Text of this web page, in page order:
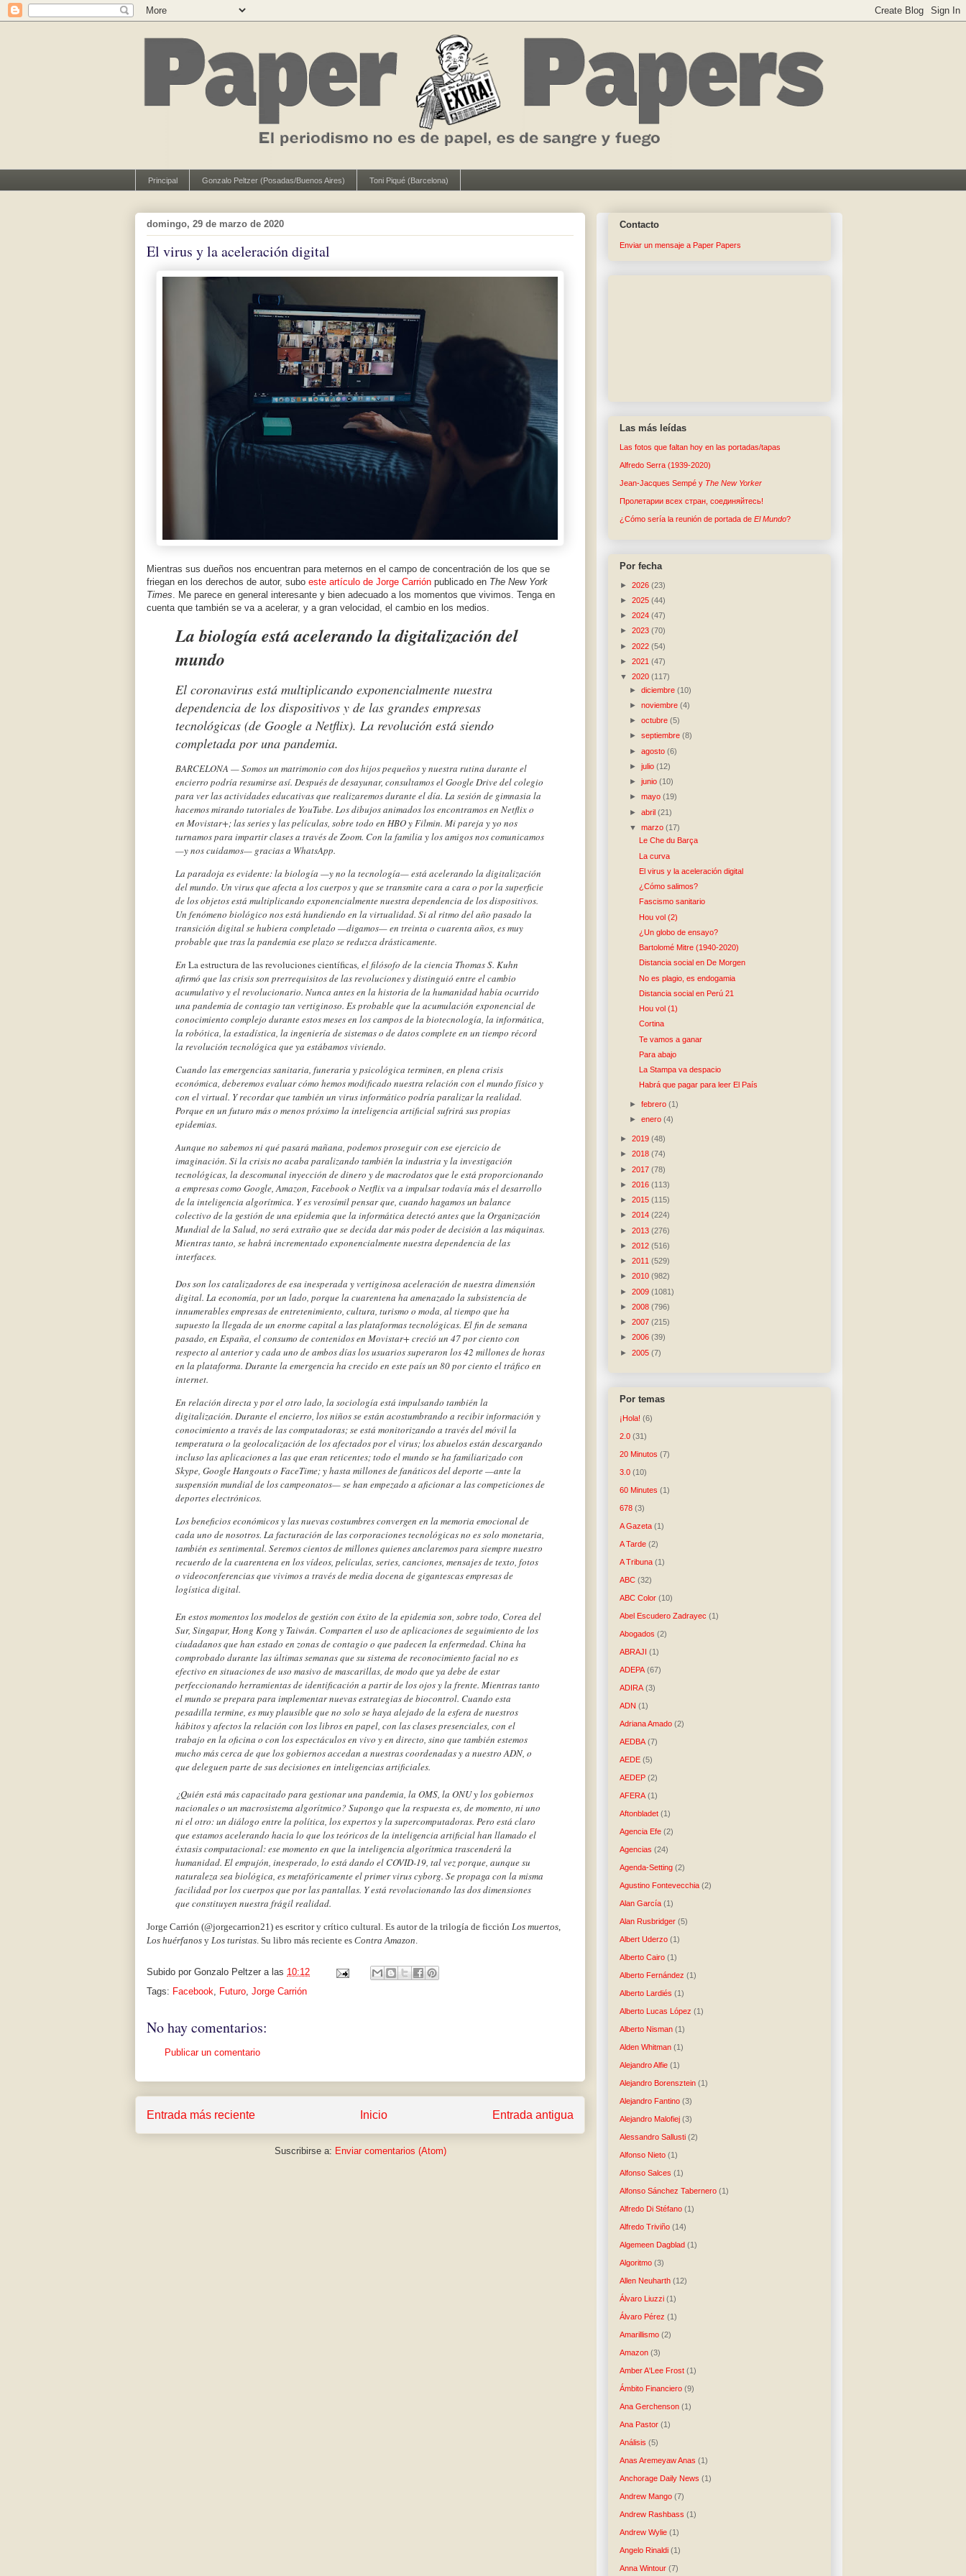
Principal Gonzalo Peltzer (Posadas/Buenos Aires) Toni Piqué (Barcelona)
domingo, 29 de marzo de 2020
El virus y la aceleración digital
Mientras sus dueños nos encuentran para meternos en el campo de concentración de los que se
friegan en los derechos de autor, subo este artículo de Jorge Carrión publicado en The New York
Times. Me parece en general interesante y bien adecuado a los momentos que vivimos. Tenga en
cuenta que también se va a acelerar, y a gran velocidad, el cambio en los medios.
La biología está acelerando la digitalización del
mundo
El coronavirus está multiplicando exponencialmente nuestra
dependencia de los dispositivos y de las grandes empresas
tecnológicas (de Google a Netflix). La revolución está siendo
completada por una pandemia.
BARCELONA — Somos un matrimonio con dos hijos pequeños y nuestra rutina durante el
encierro podría resumirse así. Después de desayunar, consultamos el Google Drive del colegio
para ver las actividades educativas que realizaremos durante el día. La sesión de gimnasia la
hacemos mirando tutoriales de YouTube. Los dibujos animados los encontramos en Netflix o
en Movistar+; las series y las películas, sobre todo en HBO y Filmin. Mi pareja y yo nos
turnamos para impartir clases a través de Zoom. Con la familia y los amigos nos comunicamos
—y nos cuidamos— gracias a WhatsApp.
La paradoja es evidente: la biología —y no la tecnología— está acelerando la digitalización
del mundo. Un virus que afecta a los cuerpos y que se transmite cara a cara o por la superficie
de los objetos está multiplicando exponencialmente nuestra dependencia de los dispositivos.
Un fenómeno biológico nos está hundiendo en la virtualidad. Si al ritmo del año pasado la
transición digital se hubiera completado —digamos— en treinta o cuarenta años, es muy
probable que tras la pandemia ese plazo se reduzca drásticamente.
En La estructura de las revoluciones científicas, el filósofo de la ciencia Thomas S. Kuhn
afirmó que las crisis son prerrequisitos de las revoluciones y distinguió entre el cambio
acumulativo y el revolucionario. Nunca antes en la historia de la humanidad había ocurrido
una pandemia de contagio tan vertiginoso. Es probable que la acumulación exponencial de
conocimiento complejo durante estos meses en los campos de la biotecnología, la informática,
la robótica, la estadística, la ingeniería de sistemas o de datos complete en un tiempo récord
la revolución tecnológica que ya estábamos viviendo.
Cuando las emergencias sanitaria, funeraria y psicológica terminen, en plena crisis
económica, deberemos evaluar cómo hemos modificado nuestra relación con el mundo físico y
con el virtual. Y recordar que también un virus informático podría paralizar la realidad.
Porque en un futuro más o menos próximo la inteligencia artificial sufrirá sus propias
epidemias.
Aunque no sabemos ni qué pasará mañana, podemos proseguir con ese ejercicio de
imaginación. Si la crisis no acaba paralizando también la industria y la investigación
tecnológicas, la descomunal inyección de dinero y de macrodatos que le está proporcionando
a empresas como Google, Amazon, Facebook o Netflix va a impulsar todavía más el desarrollo
de la inteligencia algorítmica. Y es verosímil pensar que, cuando hagamos un balance
colectivo de la gestión de una epidemia que la informática detectó antes que la Organización
Mundial de la Salud, no será extraño que se decida dar más poder de decisión a las máquinas.
Mientras tanto, se habrá incrementado exponencialmente nuestra dependencia de las
interfaces.
Dos son los catalizadores de esa inesperada y vertiginosa aceleración de nuestra dimensión
digital. La economía, por un lado, porque la cuarentena ha amenazado la subsistencia de
innumerables empresas de entretenimiento, cultura, turismo o moda, al tiempo que ha
supuesto la llegada de un enorme capital a las plataformas tecnológicas. El fin de semana
pasado, en España, el consumo de contenidos en Movistar+ creció un 47 por ciento con
respecto al anterior y cada uno de ambos días los usuarios superaron los 42 millones de horas
en la plataforma. Durante la emergencia ha crecido en este país un 80 por ciento el tráfico en
internet.
En relación directa y por el otro lado, la sociología está impulsando también la
digitalización. Durante el encierro, los niños se están acostumbrando a recibir información y
conocimiento a través de las computadoras; se está monitorizando a través del móvil la
temperatura o la geolocalización de los afectados por el virus; los abuelos están descargando
incluso las aplicaciones a las que eran reticentes; todo el mundo se ha familiarizado con
Skype, Google Hangouts o FaceTime; y hasta millones de fanáticos del deporte —ante la
suspensión mundial de los campeonatos— se han empezado a aficionar a las competiciones de
deportes electrónicos.
Los beneficios económicos y las nuevas costumbres convergen en la memoria emocional de
cada uno de nosotros. La facturación de las corporaciones tecnológicas no es solo monetaria,
también es sentimental. Seremos cientos de millones quienes anclaremos para siempre nuestro
recuerdo de la cuarentena en los vídeos, películas, series, canciones, mensajes de texto, fotos
o videoconferencias que vivimos a través de media docena de gigantescas empresas de
logística digital.
En estos momentos los modelos de gestión con éxito de la epidemia son, sobre todo, Corea del
Sur, Singapur, Hong Kong y Taiwán. Comparten el uso de aplicaciones de seguimiento de los
ciudadanos que han estado en zonas de contagio o que padecen la enfermedad. China ha
comprobado durante las últimas semanas que su sistema de reconocimiento facial no es
efectivo en situaciones de uso masivo de mascarillas, de modo que ya debe de estar
perfeccionando herramientas de identificación a partir de los ojos y la frente. Mientras tanto
el mundo se prepara para implementar nuevas estrategias de biocontrol. Cuando esta
pesadilla termine, es muy plausible que no solo se haya alejado de la esfera de nuestros
hábitos y afectos la relación con los libros en papel, con las clases presenciales, con el
trabajo en la oficina o con los espectáculos en vivo y en directo, sino que también estemos
mucho más cerca de que los gobiernos accedan a nuestras coordenadas y a nuestro ADN, o
que deleguen parte de sus decisiones en inteligencias artificiales.
¿Quién está más capacitado para gestionar una pandemia, la OMS, la ONU y los gobiernos
nacionales o un macrosistema algorítmico? Supongo que la respuesta es, de momento, ni uno
ni el otro: un diálogo entre la política, los expertos y la supercomputadoras. Pero está claro
que estamos acelerando hacia lo que los teóricos de la inteligencia artificial han llamado el
éxtasis computacional: ese momento en que la inteligencia algorítmica trascenderá la
humanidad. El empujón, inesperado, lo está dando el COVID-19, tal vez porque, aunque su
naturaleza sea biológica, es metafóricamente el primer virus cyborg. Se propaga con la misma
facilidad por los cuerpos que por las pantallas. Y está revolucionando las dos dimensiones
que constituyen nuestra frágil realidad.
Jorge Carrión (@jorgecarrion21) es escritor y crítico cultural. Es autor de la trilogía de ficción Los muertos,
Los huérfanos y Los turistas. Su libro más reciente es Contra Amazon.
Subido por Gonzalo Peltzer a las 10:12
Tags: Facebook, Futuro, Jorge Carrión
No hay comentarios:
Publicar un comentario
Entrada más reciente Entrada antigua
Inicio
Suscribirse a: Enviar comentarios (Atom)
Contacto
Enviar un mensaje a Paper Papers
Las más leídas
Las fotos que faltan hoy en las portadas/tapas
Alfredo Serra (1939-2020)
Jean-Jacques Sempé y The New Yorker
Пролетарии всех стран, соединяйтесь!
¿Cómo sería la reunión de portada de El Mundo?
Por fecha
► 2026 (23)
► 2025 (44)
► 2024 (47)
► 2023 (70)
► 2022 (54)
► 2021 (47)
▼ 2020 (117)
►diciembre(10)
►noviembre(4)
►octubre(5)
►septiembre(8)
►agosto(6)
►julio(12)
►junio(10)
►mayo(19)
►abril(21)
▼marzo(17)
Le Che du Barça
La curva
El virus y la aceleración digital
¿Cómo salimos?
Fascismo sanitario
Hou vol (2)
¿Un globo de ensayo?
Bartolomé Mitre (1940-2020)
Distancia social en De Morgen
No es plagio, es endogamia
Distancia social en Perú 21
Hou vol (1)
Cortina
Te vamos a ganar
Para abajo
La Stampa va despacio
Habrá que pagar para leer El País
►febrero(1)
►enero(4)
► 2019 (48)
► 2018 (74)
► 2017 (78)
► 2016 (113)
► 2015 (115)
► 2014 (224)
► 2013 (276)
► 2012 (516)
► 2011 (529)
► 2010 (982)
► 2009 (1081)
► 2008 (796)
► 2007 (215)
► 2006 (39)
► 2005 (7)
Por temas
¡Hola! (6)
2.0 (31)
20 Minutos (7)
3.0 (10)
60 Minutes (1)
678 (3)
A Gazeta (1)
A Tarde (2)
A Tribuna (1)
ABC (32)
ABC Color (10)
Abel Escudero Zadrayec (1)
Abogados (2)
ABRAJI (1)
ADEPA (67)
ADIRA (3)
ADN (1)
Adriana Amado (2)
AEDBA (7)
AEDE (5)
AEDEP (2)
AFERA (1)
Aftonbladet (1)
Agencia Efe (2)
Agencias (24)
Agenda-Setting (2)
Agustino Fontevecchia (2)
Alan García (1)
Alan Rusbridger (5)
Albert Uderzo (1)
Alberto Cairo (1)
Alberto Fernández (1)
Alberto Lardiés (1)
Alberto Lucas López (1)
Alberto Nisman (1)
Alden Whitman (1)
Alejandro Alfie (1)
Alejandro Borensztein (1)
Alejandro Fantino (3)
Alejandro Malofiej (3)
Alessandro Sallusti (2)
Alfonso Nieto (1)
Alfonso Salces (1)
Alfonso Sánchez Tabernero (1)
Alfredo Di Stéfano (1)
Alfredo Triviño (14)
Algemeen Dagblad (1)
Algoritmo (3)
Allen Neuharth (12)
Álvaro Liuzzi (1)
Álvaro Pérez (1)
Amarillismo (2)
Amazon (3)
Amber A'Lee Frost (1)
Ámbito Financiero (9)
Ana Gerchenson (1)
Ana Pastor (1)
Análisis (5)
Anas Aremeyaw Anas (1)
Anchorage Daily News (1)
Andrew Mango (7)
Andrew Rashbass (1)
Andrew Wylie (1)
Angelo Rinaldi (1)
Anna Wintour (7)